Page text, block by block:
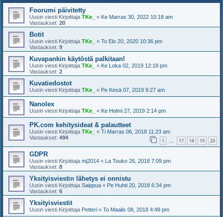
Foorumi päivitetty
Uusin viesti Kirjoittaja TKe_ « Ke Marras 30, 2022 10:18 am
Vastaukset: 20
Botit
Uusin viesti Kirjoittaja TKe_ « To Elo 20, 2020 10:36 pm
Vastaukset: 9
Kuvapankin käytöstä palkitaan!
Uusin viesti Kirjoittaja TKe_ « Ke Loka 02, 2019 12:18 pm
Vastaukset: 2
Kuvatiedostot
Uusin viesti Kirjoittaja TKe_ « Pe Kesä 07, 2019 9:27 am
Nanolex
Uusin viesti Kirjoittaja TKe_ « Ke Helmi 27, 2019 2:14 pm
PK.com kehitysideat & palautteet
Uusin viesti Kirjoittaja TKe_ « Ti Marras 06, 2018 11:23 am
Vastaukset: 494 1 … 17 18 19 20
GDPR
Uusin viesti Kirjoittaja mj2014 « La Touko 26, 2018 7:09 pm
Vastaukset: 8
Yksityisviestin lähetys ei onnistu
Uusin viesti Kirjoittaja Saippua « Pe Huhti 20, 2018 6:34 pm
Vastaukset: 6
Yksityisviestit
Uusin viesti Kirjoittaja Petteri « To Maalis 08, 2018 4:49 pm